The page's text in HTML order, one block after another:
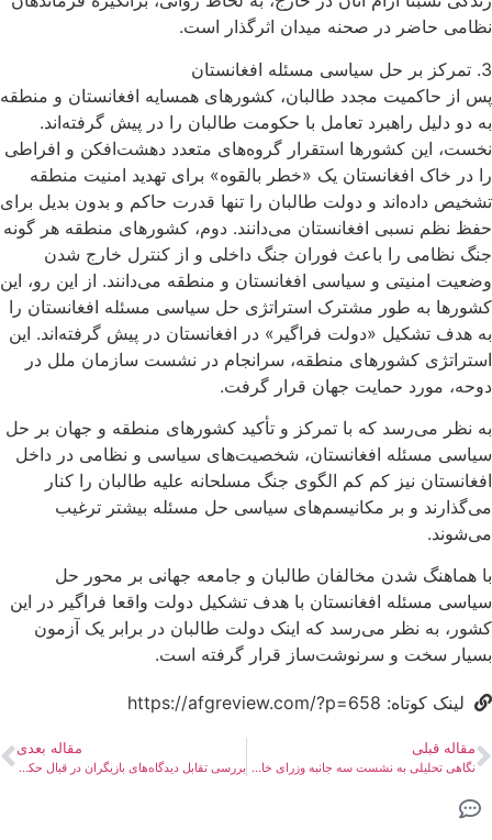
نظامی حاضر در صحنه میدان اثرگذار است.
3. تمرکز بر حل سیاسی مسئله افغانستان
پس از حاکمیت مجدد طالبان، کشورهای همسایه افغانستان و منطقه
به دو دلیل راهبرد تعامل با حکومت طالبان را در پیش گرفته‌اند.
نخست، این کشورها استقرار گروه‌های متعدد دهشت‌افکن و افراطی
را در خاک افغانستان یک «خطر بالقوه» برای تهدید امنیت منطقه
تشخیص داده‌اند و دولت طالبان را تنها قدرت حاکم و بدون بدیل برای
حفظ نظم نسبی افغانستان می‌دانند. دوم، کشورهای منطقه هر گونه
جنگ نظامی را باعث فوران جنگ داخلی و از کنترل خارج شدن
وضعیت امنیتی و سیاسی افغانستان و منطقه می‌دانند. از این رو، این
کشورها به طور مشترک استراتژی حل سیاسی مسئله افغانستان را
به هدف تشکیل «دولت ‌فراگیر» در افغانستان در پیش گرفته‌اند. این
استراتژی کشورهای منطقه، سرانجام در نشست سازمان ملل در
دوحه، مورد حمایت جهان قرار گرفت.
به نظر می‌رسد که با تمرکز و تأکید کشورهای منطقه و جهان بر حل
سیاسی مسئله افغانستان، شخصیت‌های سیاسی و نظامی در داخل
افغانستان نیز کم کم الگوی جنگ مسلحانه علیه طالبان را کنار
می‌گذارند و بر مکانیسم‌های سیاسی حل مسئله بیشتر ترغیب
می‌شوند.
با هماهنگ شدن مخالفان طالبان و جامعه جهانی بر محور حل
سیاسی مسئله افغانستان با هدف تشکیل دولت واقعا فراگیر در این
کشور، به نظر می‌رسد که اینک دولت طالبان در برابر یک آزمون
بسیار سخت و سرنوشت‌ساز قرار گرفته است.
لینک کوتاه: https://afgreview.com/?p=658
مقاله قبلی
نگاهی تحلیلی به نشست سه جانبه وزرای خارجه چین، پاکستان و طالبان
مقاله بعدی
بررسی تقابل دیدگاه‌های بازیگران در قبال حکومت طالبان